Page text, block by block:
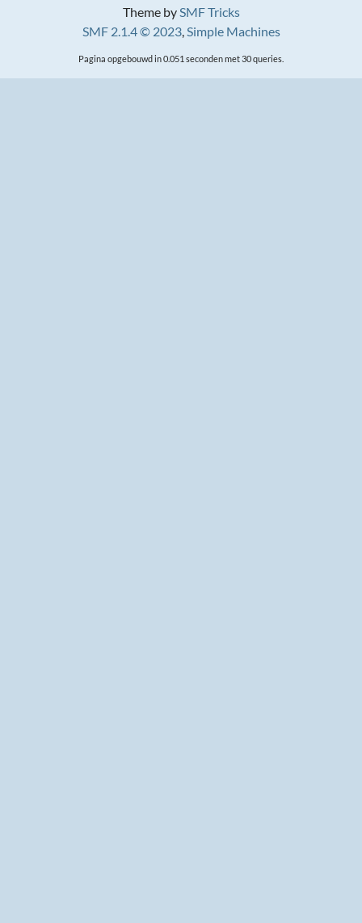
Theme bySMF Tricks
SMF 2.1.4 © 2023,Simple Machines
Pagina opgebouwd in 0.051 seconden met 30 queries.